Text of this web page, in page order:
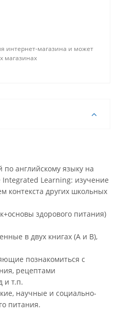
интернет-магазина и может
магазинах
английскому языку на
Learning: изучение
контекста других школьных
здорового питания)
в двух книгах (А и В),
познакомиться с
рецептами
и т.п.
научные и социально-
питания.